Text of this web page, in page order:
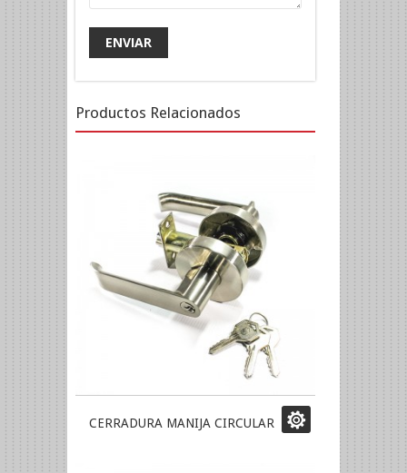
Productos Relacionados
CERRADURA MANIJA CIRCULAR